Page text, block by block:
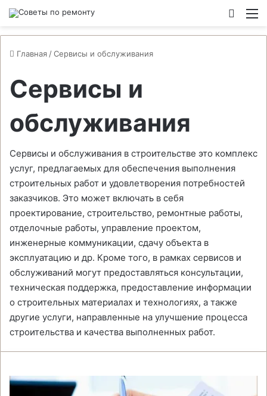
Главная /Сервисы и обслуживания
Сервисы и
обслуживания
Сервисы и обслуживания в строительстве это комплекс
услуг, предлагаемых для обеспечения выполнения
строительных работ и удовлетворения потребностей
заказчиков. Это может включать в себя
проектирование, строительство, ремонтные работы,
отделочные работы, управление проектом,
инженерные коммуникации, сдачу объекта в
эксплуатацию и др. Кроме того, в рамках сервисов и
обслуживаний могут предоставляться консультации,
техническая поддержка, предоставление информации
о строительных материалах и технологиях, а также
другие услуги, направленные на улучшение процесса
строительства и качества выполненных работ.